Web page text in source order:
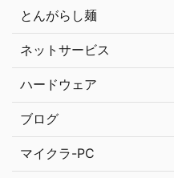
とんがらし麺
ネットサービス
ハードウェア
ブログ
マイクラ-PC